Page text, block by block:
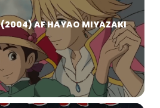
(2004) AF HAYAO MIYAZAKI